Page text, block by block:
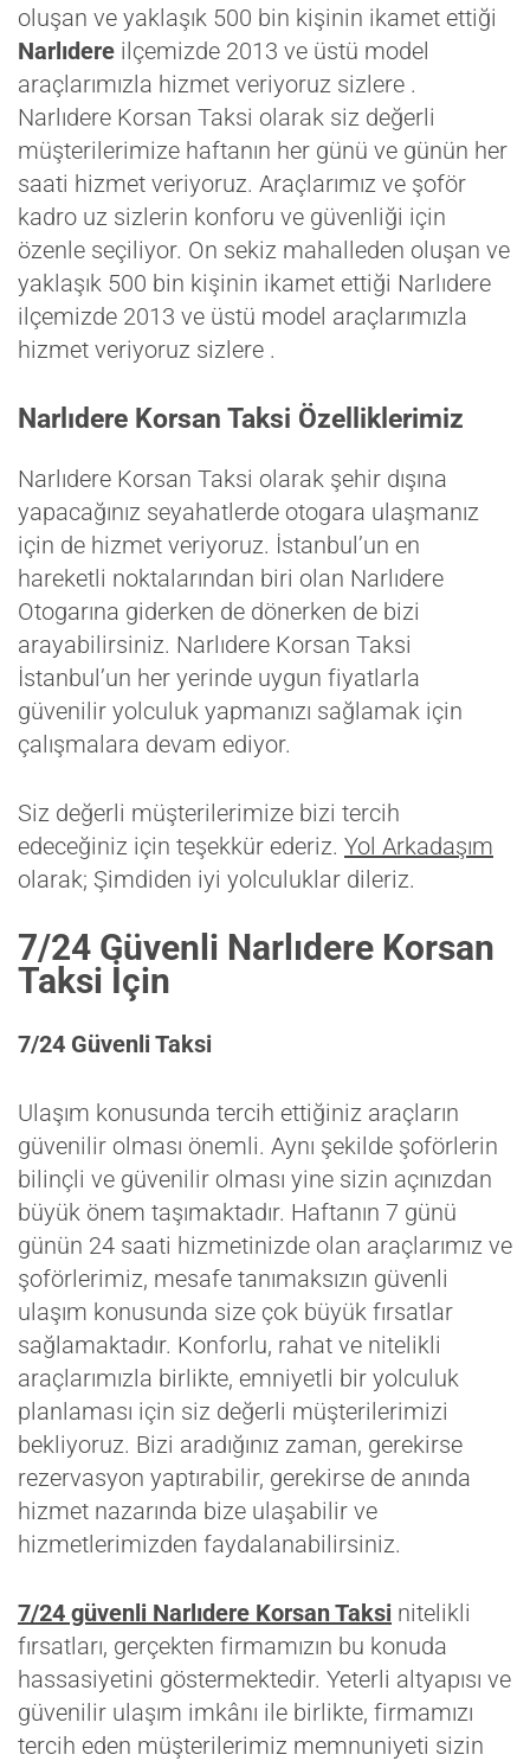
oluşan ve yaklaşık 500 bin kişinin ikamet ettiği
Narlıdere ilçemizde 2013 ve üstü model
araçlarımızla hizmet veriyoruz sizlere .
Narlıdere Korsan Taksi olarak siz değerli
müşterilerimize haftanın her günü ve günün her
saati hizmet veriyoruz. Araçlarımız ve şoför
kadro uz sizlerin konforu ve güvenliği için
özenle seçiliyor. On sekiz mahalleden oluşan ve
yaklaşık 500 bin kişinin ikamet ettiği Narlıdere
ilçemizde 2013 ve üstü model araçlarımızla
hizmet veriyoruz sizlere .
Narlıdere Korsan Taksi Özelliklerimiz
Narlıdere Korsan Taksi olarak şehir dışına
yapacağınız seyahatlerde otogara ulaşmanız
için de hizmet veriyoruz. İstanbul’un en
hareketli noktalarından biri olan Narlıdere
Otogarına giderken de dönerken de bizi
arayabilirsiniz. Narlıdere Korsan Taksi
İstanbul’un her yerinde uygun fiyatlarla
güvenilir yolculuk yapmanızı sağlamak için
çalışmalara devam ediyor.
Siz değerli müşterilerimize bizi tercih
edeceğiniz için teşekkür ederiz. Yol Arkadaşım
olarak; Şimdiden iyi yolculuklar dileriz.
7/24 Güvenli Narlıdere Korsan
Taksi İçin
7/24 Güvenli Taksi
Ulaşım konusunda tercih ettiğiniz araçların
güvenilir olması önemli. Aynı şekilde şoförlerin
bilinçli ve güvenilir olması yine sizin açınızdan
büyük önem taşımaktadır. Haftanın 7 günü
günün 24 saati hizmetinizde olan araçlarımız ve
şoförlerimiz, mesafe tanımaksızın güvenli
ulaşım konusunda size çok büyük fırsatlar
sağlamaktadır. Konforlu, rahat ve nitelikli
araçlarımızla birlikte, emniyetli bir yolculuk
planlaması için siz değerli müşterilerimizi
bekliyoruz. Bizi aradığınız zaman, gerekirse
rezervasyon yaptırabilir, gerekirse de anında
hizmet nazarında bize ulaşabilir ve
hizmetlerimizden faydalanabilirsiniz.
7/24 güvenli Narlıdere Korsan Taksi nitelikli
fırsatları, gerçekten firmamızın bu konuda
hassasiyetini göstermektedir. Yeterli altyapısı ve
güvenilir ulaşım imkânı ile birlikte, firmamızı
tercih eden müşterilerimiz memnuniyeti sizin